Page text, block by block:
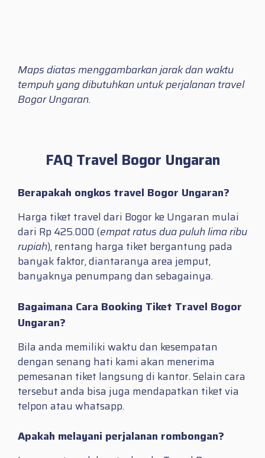
Maps diatas menggambarkan jarak dan waktu
tempuh yang dibutuhkan untuk perjalanan travel
Bogor Ungaran.
FAQ Travel Bogor Ungaran
Berapakah ongkos travel Bogor Ungaran?
Harga tiket travel dari Bogor ke Ungaran mulai
dari Rp 425.000 (empat ratus dua puluh lima ribu
rupiah), rentang harga tiket bergantung pada
banyak faktor, diantaranya area jemput,
banyaknya penumpang dan sebagainya.
Bagaimana Cara Booking Tiket Travel Bogor
Ungaran?
Bila anda memiliki waktu dan kesempatan
dengan senang hati kami akan menerima
pemesanan tiket langsung di kantor. Selain cara
tersebut anda bisa juga mendapatkan tiket via
telpon atau whatsapp.
Apakah melayani perjalanan rombongan?